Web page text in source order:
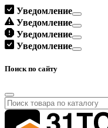
Уведомление
Уведомление
Уведомление
Уведомление
Поиск по сайту